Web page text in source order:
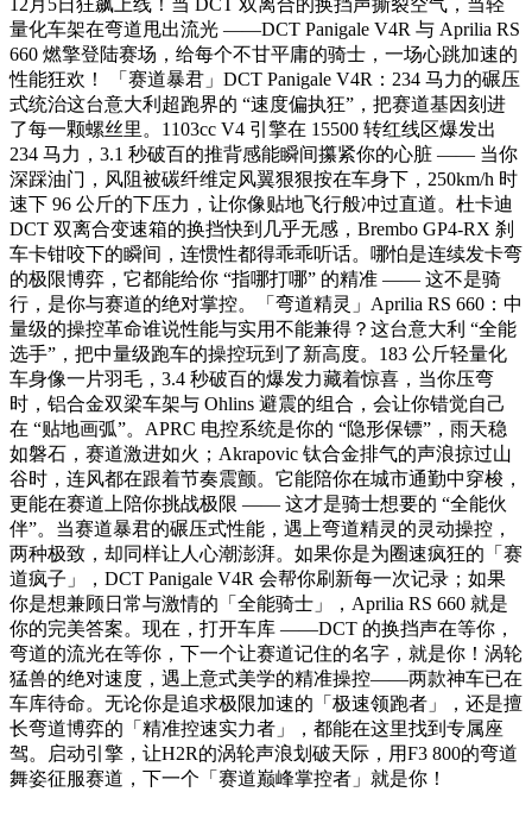
量化车架在弯道甩出流光 ——DCT Panigale V4R 与 Aprilia RS
660 燃擎登陆赛场，给每个不甘平庸的骑士，一场心跳加速的
性能狂欢！ 「赛道暴君」DCT Panigale V4R：234 马力的碾压
式统治这台意大利超跑界的 “速度偏执狂”，把赛道基因刻进
了每一颗螺丝里。1103cc V4 引擎在 15500 转红线区爆发出
234 马力，3.1 秒破百的推背感能瞬间攥紧你的心脏 —— 当你
深踩油门，风阻被碳纤维定风翼狠狠按在车身下，250km/h 时
速下 96 公斤的下压力，让你像贴地飞行般冲过直道。​杜卡迪
DCT 双离合变速箱的换挡快到几乎无感，Brembo GP4-RX 刹
车卡钳咬下的瞬间，连惯性都得乖乖听话。哪怕是连续发卡弯
的极限博弈，它都能给你 “指哪打哪” 的精准 —— 这不是骑
行，是你与赛道的绝对掌控。​ 「弯道精灵」Aprilia RS 660：中
量级的操控革命谁说性能与实用不能兼得？这台意大利 “全能
选手”，把中量级跑车的操控玩到了新高度。183 公斤轻量化
车身像一片羽毛，3.4 秒破百的爆发力藏着惊喜，当你压弯
时，铝合金双梁车架与 Ohlins 避震的组合，会让你错觉自己
在 “贴地画弧”。​APRC 电控系统是你的 “隐形保镖”，雨天稳
如磐石，赛道激进如火；Akrapovic 钛合金排气的声浪掠过山
谷时，连风都在跟着节奏震颤。它能陪你在城市通勤中穿梭，
更能在赛道上陪你挑战极限 —— 这才是骑士想要的 “全能伙
伴”。​​当赛道暴君的碾压式性能，遇上弯道精灵的灵动操控，
两种极致，却同样让人心潮澎湃。​如果你是为圈速疯狂的「赛
道疯子」，DCT Panigale V4R 会帮你刷新每一次记录；如果
你是想兼顾日常与激情的「全能骑士」，Aprilia RS 660 就是
你的完美答案。​现在，打开车库 ——DCT 的换挡声在等你，
弯道的流光在等你，下一个让赛道记住的名字，就是你！​​涡轮
猛兽的绝对速度，遇上意式美学的精准操控——两款神车已在
车库待命。无论你是追求极限加速的「极速领跑者」，还是擅
长弯道博弈的「精准控速实力者」，都能在这里找到专属座
驾。​启动引擎，让H2R的涡轮声浪划破天际，用F3 800的弯道
舞姿征服赛道，下一个「赛道巅峰掌控者」就是你！